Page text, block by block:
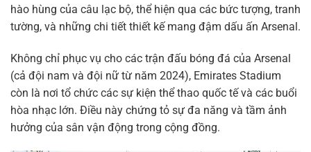
hào hùng của câu lạc bộ, thể hiện qua các bức tượng, tranh
tường, và những chi tiết thiết kế mang đậm dấu ấn Arsenal.
Không chỉ phục vụ cho các trận đấu bóng đá của Arsenal
(cả đội nam và đội nữ từ năm 2024), Emirates Stadium
còn là nơi tổ chức các sự kiện thể thao quốc tế và các buổi
hòa nhạc lớn. Điều này chứng tỏ sự đa năng và tầm ảnh
hưởng của sân vận động trong cộng đồng.